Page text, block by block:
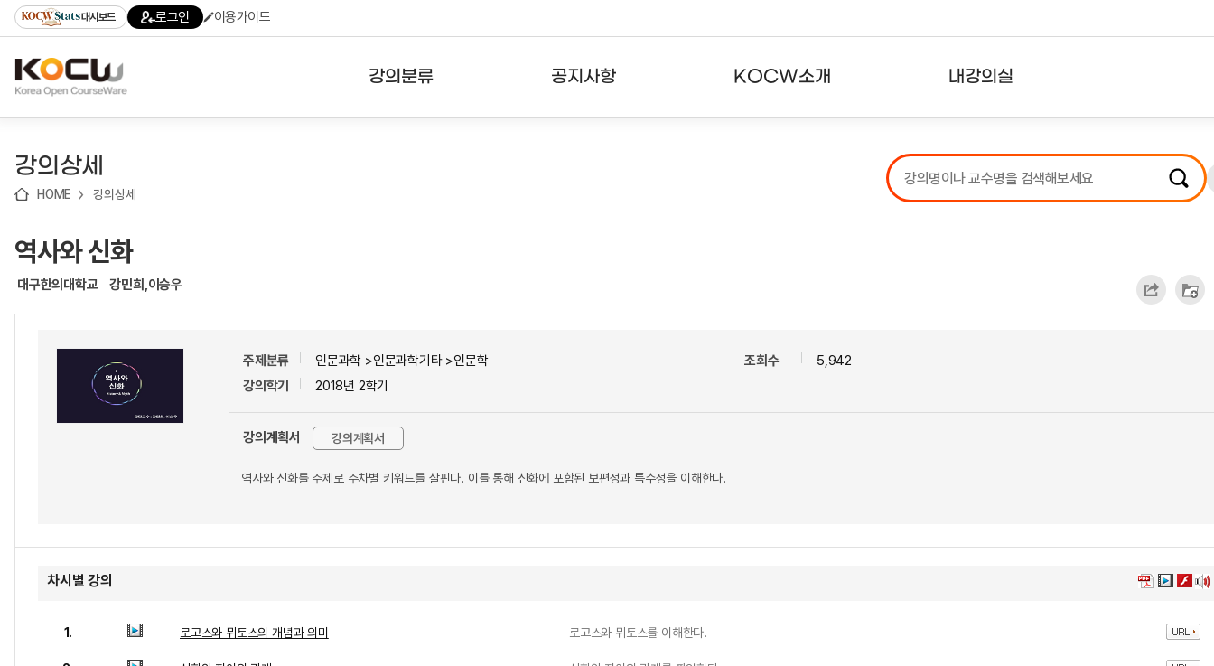
기
기
기
content)
가
대시보드 로그인 이용가이드
강의분류 공지사항 KOCW소개 내강의실
강의리스트
수강확인증강의
강의상세
HOME 강의상세
역사와 신화
대구한의대학교 강민희,이승우
주제분류
인문과학 >인문과학기타 >인문학
강의학기
2018년 2학기
조회수 5,942
강의계획서 강의계획서
역사와 신화를 주제로 주차별 키워드를 살핀다. 이를 통해 신화에 포함된 보편성과 특수성을 이해한다.
차시별 강의
1. 로고스와 뮈토스의 개념과 의미 로고스와 뮈토스를 이해한다.